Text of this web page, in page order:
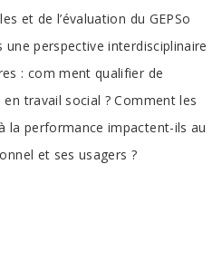
et de l’évaluation du GEPSo
perspective interdisciplinaire
: com ment qualifier de
travail social ? Comment les
la performance impactent-ils au
et ses usagers ?